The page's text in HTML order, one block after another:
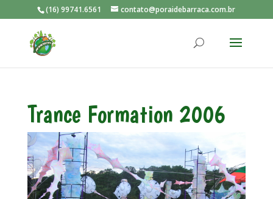
(16) 99741.6561 contato@poraidebarraca.com.br
Trance Formation 2006